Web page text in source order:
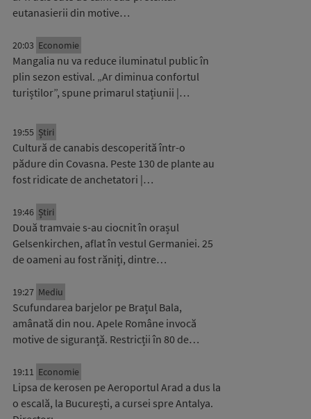
eutanasierii din motive…
20:03 Economie
Mangalia nu va reduce iluminatul public în
plin sezon estival. „Ar diminua confortul
turiștilor”, spune primarul stațiunii |…
19:55 Știri
Cultură de canabis descoperită într-o
pădure din Covasna. Peste 130 de plante au
fost ridicate de anchetatori |…
19:46 Știri
Două tramvaie s-au ciocnit în orașul
Gelsenkirchen, aflat în vestul Germaniei. 25
de oameni au fost răniți, dintre…
19:27 Mediu
Scufundarea barjelor pe Brațul Bala,
amânată din nou. Apele Române invocă
motive de siguranță. Restricții în 80 de…
19:11 Economie
Lipsa de kerosen pe Aeroportul Arad a dus la
o escală, la București, a cursei spre Antalya.